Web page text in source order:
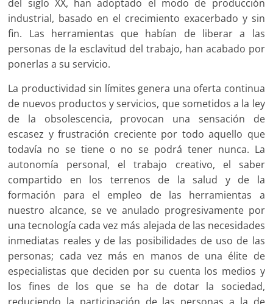
del siglo XX, han adoptado el modo de producción
industrial, basado en el crecimiento exacerbado y sin
fin. Las herramientas que habían de liberar a las
personas de la esclavitud del trabajo, han acabado por
ponerlas a su servicio.
La productividad sin límites genera una oferta continua
de nuevos productos y servicios, que sometidos a la ley
de la obsolescencia, provocan una sensación de
escasez y frustración creciente por todo aquello que
todavía no se tiene o no se podrá tener nunca. La
autonomía personal, el trabajo creativo, el saber
compartido en los terrenos de la salud y de la
formación para el empleo de las herramientas a
nuestro alcance, se ve anulado progresivamente por
una tecnología cada vez más alejada de las necesidades
inmediatas reales y de las posibilidades de uso de las
personas; cada vez más en manos de una élite de
especialistas que deciden por su cuenta los medios y
los fines de los que se ha de dotar la sociedad,